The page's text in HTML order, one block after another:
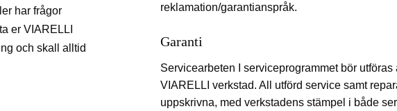
har frågor
er VIARELLI
och skall alltid
reklamation/garantianspråk.
Garanti
Servicearbeten I serviceprogrammet bör utföras
VIARELLI verkstad. All utförd service samt
uppskrivna, med verkstadens stämpel i både